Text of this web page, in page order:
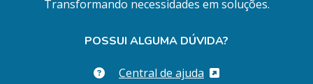
Transformando necessidades em soluções.
POSSUI ALGUMA DÚVIDA?
Central de ajuda